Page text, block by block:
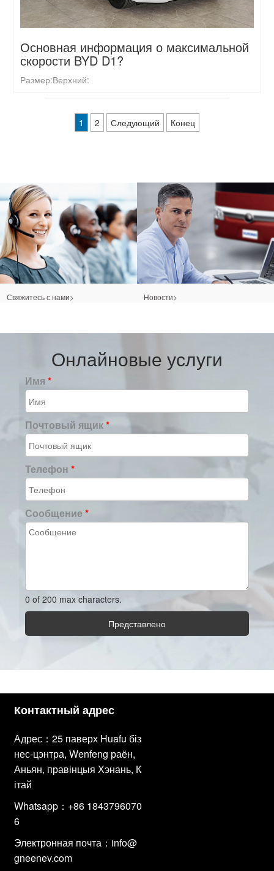
Основная информация о максимальной
скорости BYD D1?
Размер:Верхний:
1 2 Следующий Конец
Свяжитесь с нами> Новости>
Онлайновые услуги
Имя*
Почтовый ящик*
Телефон*
Сообщение*
0 of 200 max characters.
Представлено
Контактный адрес
Адрес：25 паверх Huafu біз
нес-цэнтра, Wenfeng раён,
Аньян, правінцыя Хэнань, К
ітай
Whatsapp：+86 1843796070
6
Электронная почта： info@
gneenev.com